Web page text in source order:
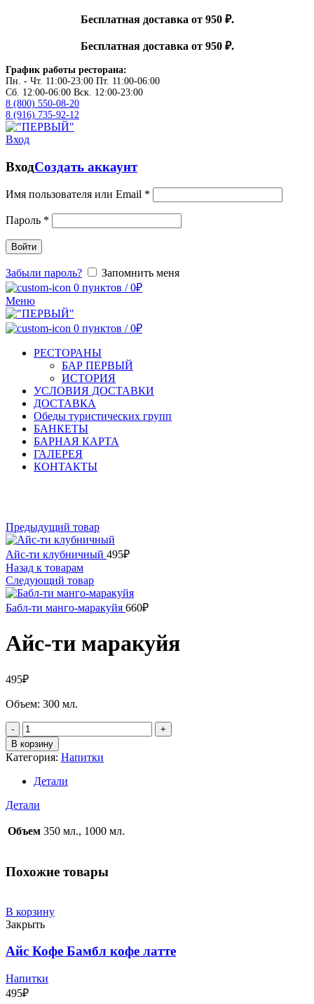
Бесплатная доставка от 950 ₽.
Бесплатная доставка от 950 ₽.
График работы ресторана:
Пн. - Чт. 11:00-23:00 Пт. 11:00-06:00
Сб. 12:00-06:00 Вск. 12:00-23:00
8 (800) 550-08-20
8 (916) 735-92-12
Вход
ВходСоздать аккаунт
Имя пользователя или Email *
Пароль *
Войти
Забыли пароль?
Запомнить меня
0 пунктов / 0₽
Меню
0 пунктов / 0₽
РЕСТОРАНЫ
БАР ПЕРВЫЙ
ИСТОРИЯ
УСЛОВИЯ ДОСТАВКИ
ДОСТАВКА
Обеды туристических групп
БАНКЕТЫ
БАРНАЯ КАРТА
ГАЛЕРЕЯ
КОНТАКТЫ
Предыдущий товар
Айс-ти клубничный 495₽
Назад к товарам
Следующий товар
Бабл-ти манго-маракуйя 660₽
Айс-ти маракуйя
495₽
Объем: 300 мл.
Количество
В корзину
Категория: Напитки
Детали
Детали
Объем 350 мл., 1000 мл.
Похожие товары
В корзину
Закрыть
Айс Кофе Бамбл кофе латте
Напитки
495₽